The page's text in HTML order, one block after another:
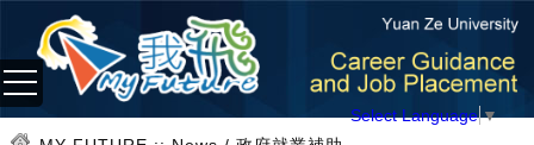
Select Language▼